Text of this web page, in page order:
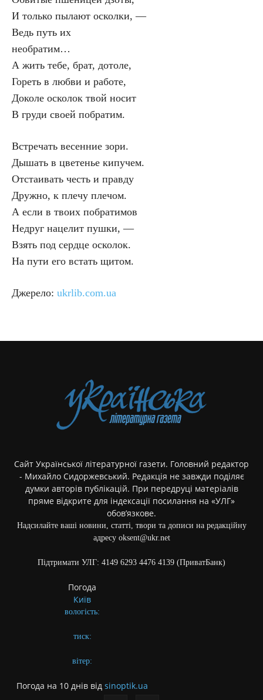
И только пылают осколки, —
Ведь путь их
необратим…
А жить тебе, брат, дотоле,
Гореть в любви и работе,
Доколе осколок твой носит
В груди своей побратим.
Встречать весенние зори.
Дышать в цветенье кипучем.
Отстаивать честь и правду
Дружно, к плечу плечом.
А если в твоих побратимов
Недруг нацелит пушки, —
Взять под сердце осколок.
На пути его встать щитом.
Джерело: ukrlib.com.ua
Сайт Української літературної газети. Головний редактор
- Михайло Сидоржевський. Редакція не завжди поділяє
думки авторів публікацій. При передруці матеріалів
пряме відкрите для індексації посилання на «УЛГ»
обов’язкове.
Надсилайте ваші новини, статті, твори та дописи на редакційну
адресу oksent@ukr.net
Підтримати УЛГ: 4149 6293 4476 4139 (ПриватБанк)
Погода
Київ
вологість:
тиск:
вітер:
Погода на 10 днів від sinoptik.ua